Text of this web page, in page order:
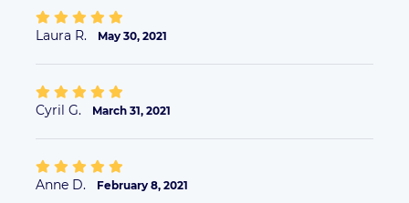
Laura R. May 30, 2021
Cyril G. March 31, 2021
Anne D. February 8, 2021